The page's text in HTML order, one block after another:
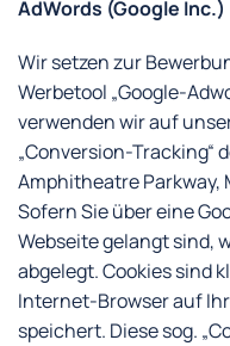
AdWords (Google Inc.)
Wir setzen zur
Werbetool „Google-
verwenden wir auf
„Conversion-Tracking“
Amphitheatre Parkway,
Sofern Sie über eine
Webseite gelangt sind,
abgelegt. Cookies sind
Internet-Browser auf
speichert. Diese sog.